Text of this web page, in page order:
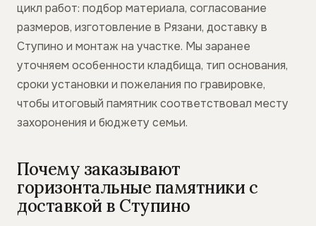
цикл работ: подбор материала, согласование
размеров, изготовление в Рязани, доставку в
Ступино и монтаж на участке. Мы заранее
уточняем особенности кладбища, тип основания,
сроки установки и пожелания по гравировке,
чтобы итоговый памятник соответствовал месту
захоронения и бюджету семьи.
Почему заказывают
горизонтальные памятники с
доставкой в Ступино